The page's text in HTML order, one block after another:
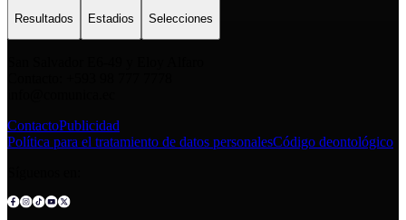
Resultados Estadios Selecciones
ContactoPublicidad
Política para el tratamiento de datos personalesCódigo deontológico